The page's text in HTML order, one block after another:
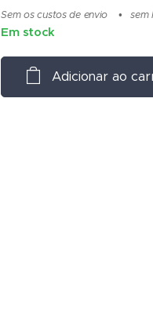
Sem os custos de envio sem
Em stock
Adicionar ao